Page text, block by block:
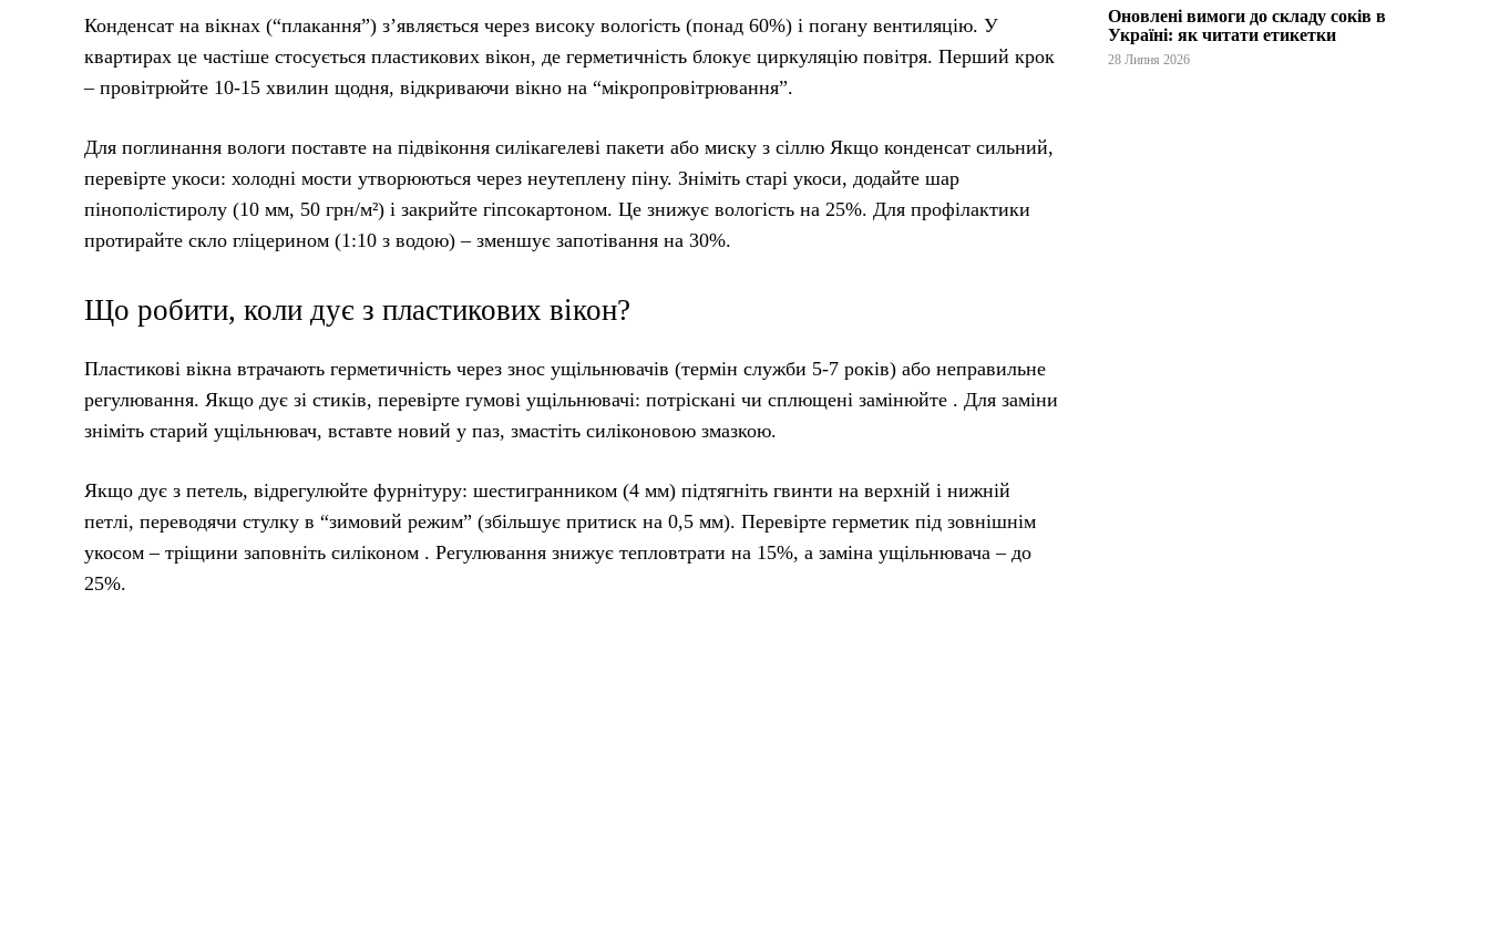
Конденсат на вікнах (“плакання”) з’являється через високу вологість (понад 60%) і погану вентиляцію. У
квартирах це частіше стосується пластикових вікон, де герметичність блокує циркуляцію повітря. Перший крок
– провітрюйте 10-15 хвилин щодня, відкриваючи вікно на “мікропровітрювання”.
Для поглинання вологи поставте на підвіконня силікагелеві пакети або миску з сіллю Якщо конденсат сильний,
перевірте укоси: холодні мости утворюються через неутеплену піну. Зніміть старі укоси, додайте шар
пінополістиролу (10 мм, 50 грн/м²) і закрийте гіпсокартоном. Це знижує вологість на 25%. Для профілактики
протирайте скло гліцерином (1:10 з водою) – зменшує запотівання на 30%.
Що робити, коли дує з пластикових вікон?
Пластикові вікна втрачають герметичність через знос ущільнювачів (термін служби 5-7 років) або неправильне
регулювання. Якщо дує зі стиків, перевірте гумові ущільнювачі: потріскані чи сплющені замінюйте . Для заміни
зніміть старий ущільнювач, вставте новий у паз, змастіть силіконовою змазкою.
Якщо дує з петель, відрегулюйте фурнітуру: шестигранником (4 мм) підтягніть гвинти на верхній і нижній
петлі, переводячи стулку в “зимовий режим” (збільшує притиск на 0,5 мм). Перевірте герметик під зовнішнім
укосом – тріщини заповніть силіконом . Регулювання знижує тепловтрати на 15%, а заміна ущільнювача – до
25%.
Оновлені вимоги до складу соків в
Україні: як читати етикетки
28 Липня 2026